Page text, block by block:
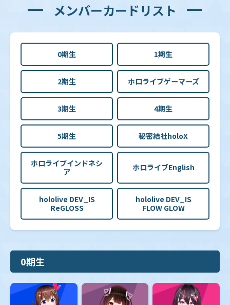
メンバーカードリスト
0期生 1期生
2期生 ホロライブゲーマーズ
3期生 4期生
5期生 秘密結社holoX
ホロライブインドネシ
ア
ホロライブEnglish
hololive DEV_IS
ReGLOSS
hololive DEV_IS
FLOW GLOW
0期生